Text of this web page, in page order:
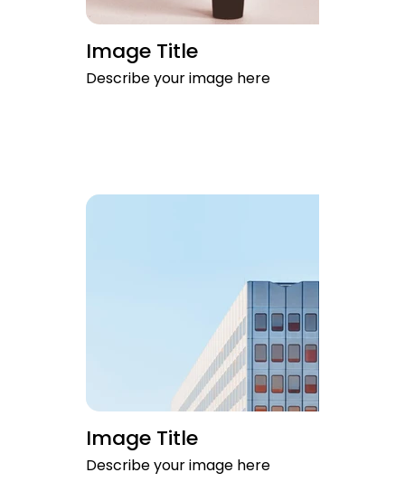
Image Title
Describe your image here
Image Title
Describe your image here